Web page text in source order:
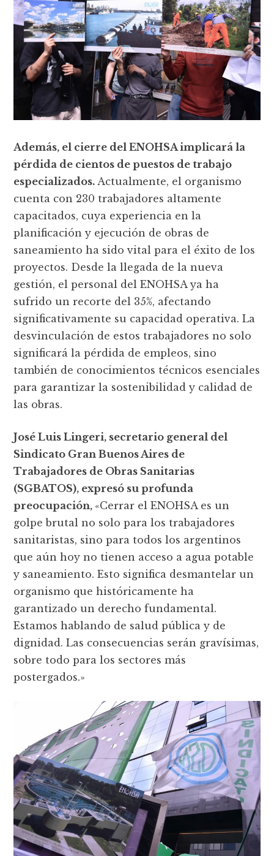
Además, el cierre del ENOHSA implicará la
pérdida de cientos de puestos de trabajo
especializados. Actualmente, el organismo
cuenta con 230 trabajadores altamente
capacitados, cuya experiencia en la
planificación y ejecución de obras de
saneamiento ha sido vital para el éxito de los
proyectos. Desde la llegada de la nueva
gestión, el personal del ENOHSA ya ha
sufrido un recorte del 35%, afectando
significativamente su capacidad operativa. La
desvinculación de estos trabajadores no solo
significará la pérdida de empleos, sino
también de conocimientos técnicos esenciales
para garantizar la sostenibilidad y calidad de
las obras.
José Luis Lingeri, secretario general del
Sindicato Gran Buenos Aires de
Trabajadores de Obras Sanitarias
(SGBATOS), expresó su profunda
preocupación, «Cerrar el ENOHSA es un
golpe brutal no solo para los trabajadores
sanitaristas, sino para todos los argentinos
que aún hoy no tienen acceso a agua potable
y saneamiento. Esto significa desmantelar un
organismo que históricamente ha
garantizado un derecho fundamental.
Estamos hablando de salud pública y de
dignidad. Las consecuencias serán gravísimas,
sobre todo para los sectores más
postergados.»